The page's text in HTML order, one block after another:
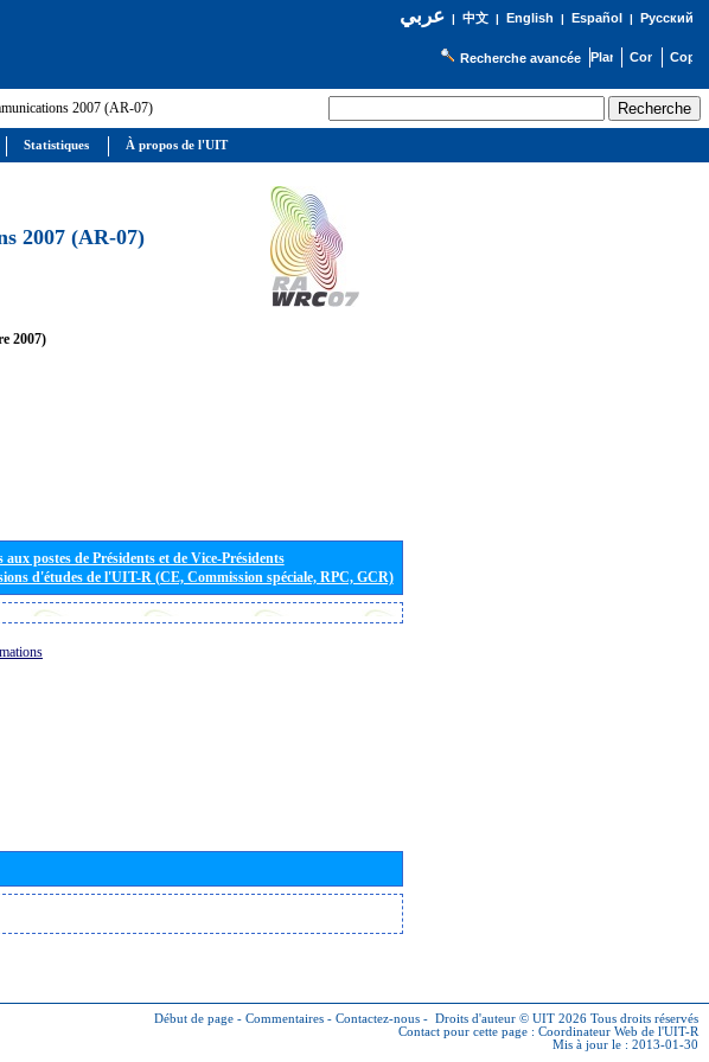
عربي| 中文| English | Español | Русский
Recherche avancée
2007 (AR-07)
2007 (AR-07)
2007)
postes de Présidents et de Vice-Présidents
d'études de l'UIT-R (CE, Commission spéciale, RPC, GCR)
Début de page - Commentaires - Contactez-nous - Droits d'auteur © UIT 2026 Tous droits réservés
Contact pour cette page : Coordinateur Web de l'UIT-R
Mis à jour le : 2013-01-30
Statistiques À propos de l'UIT